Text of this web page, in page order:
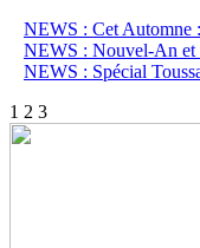
NEWS : Cet Automne
NEWS : Nouvel-An et
NEWS : Spécial
1 2 3